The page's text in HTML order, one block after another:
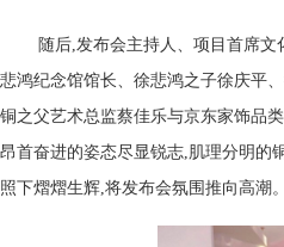
随后,发布会主持人、项目首席
悲鸿纪念馆馆长、徐悲鸿之子徐庆平
铜之父艺术总监蔡佳乐与京东家饰品
昂首奋进的姿态尽显锐志,肌理分明的
照下熠熠生辉,将发布会氛围推向高潮。